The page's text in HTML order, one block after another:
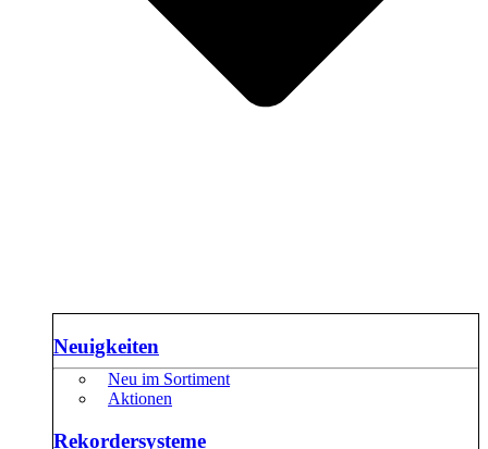
Neuigkeiten
Neu im Sortiment
Aktionen
Rekordersysteme